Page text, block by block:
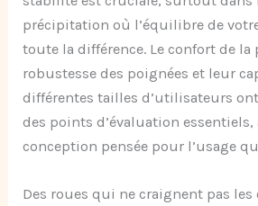
précipitation où l’équilibre de
toute la différence. Le confort de la
robustesse des poignées et leur
différentes tailles d’utilisateurs
des points d’évaluation
conception pensée pour l’usage
Des roues qui ne craignent pas les